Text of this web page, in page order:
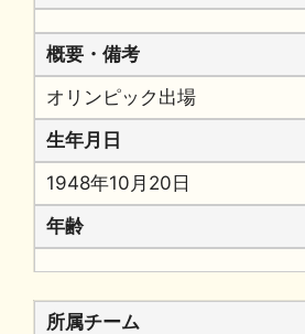
概要・備考
オリンピック出場
生年月日
1948年10月20日
年齢
所属チーム